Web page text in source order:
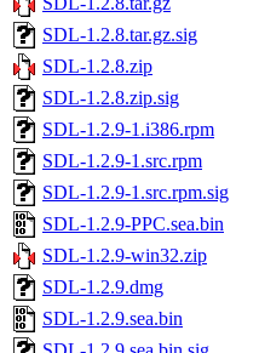
SDL-1.2.8.tar.gz.sig
SDL-1.2.8.zip
SDL-1.2.8.zip.sig
SDL-1.2.9-1.i386.rpm
SDL-1.2.9-1.src.rpm
SDL-1.2.9-1.src.rpm.sig
SDL-1.2.9-PPC.sea.bin
SDL-1.2.9-win32.zip
SDL-1.2.9.dmg
SDL-1.2.9.sea.bin